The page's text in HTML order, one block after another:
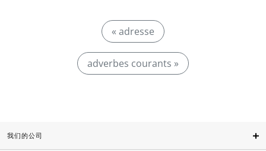
« adresse
adverbes courants »
我们的公司